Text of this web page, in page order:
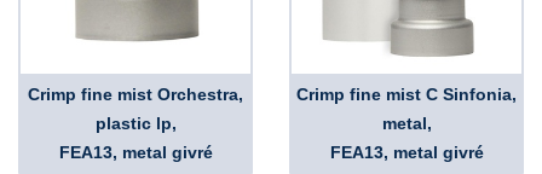
Crimp fine mist Orchestra,
plastic lp,
FEA13, metal givré
Crimp fine mist C Sinfonia,
metal,
FEA13, metal givré